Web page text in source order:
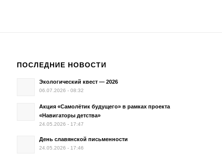
ПОСЛЕДНИЕ НОВОСТИ
Экологический квест — 2026
06.07.2026 - 08:32
Акция «Самолётик будущего» в рамках проекта
«Навигаторы детства»
24.05.2026 - 17:47
День славянской письменности
24.05.2026 - 17:46